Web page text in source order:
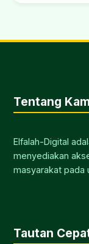
Tentang
Elfalah-Digital
menyediakan
masyarakat pada
Tautan